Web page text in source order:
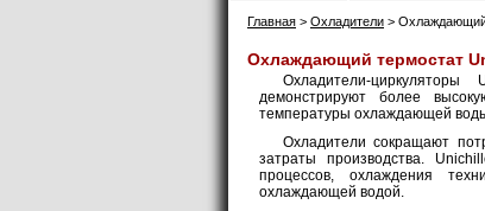
Главная > Охладители > Охлаждающий
Охлаждающий термостат
Охладители-
демонстрируют более
температуры охлаждающей
Охладители сокращают
затраты производства.
процессов, охлаждения
охлаждающей водой.